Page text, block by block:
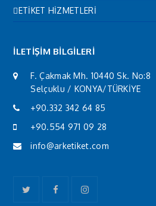
ETİKET HİZMETLERİ
İLETİŞİM BİLGİLERİ
F. Çakmak Mh. 10440 Sk. No:8
Selçuklu / KONYA/TÜRKİYE
+90.332 342 64 85
+90.554 971 09 28
info@arketiket.com
TwitterFacebookInstagram